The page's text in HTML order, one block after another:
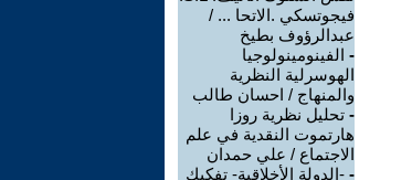
فيجوتسكي .الاتحا ... /
عبدالرؤوف بطيخ
- الفينومينولوجيا
الهوسرلية النظرية
والمنهاج / احسان طالب
- تحليل نظرية روزا
هارتموت النقدية في علم
الاجتماع / علي حمدان
- -الدولة الأخلاقية- تفكيك